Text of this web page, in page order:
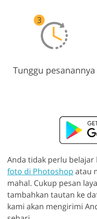
Tunggu pesanannya
Anda tidak perlu
foto di Photoshop atau
mahal. Cukup pesan
tambahkan tautan ke
kami akan mengirimi